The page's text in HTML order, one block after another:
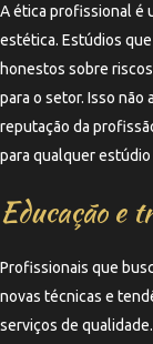
A ética profissional é
estética. Estúdios
honestos sobre
para o setor. Isso não
reputação da
para qualquer
Educação e
Profissionais que
novas técnicas e
serviços de